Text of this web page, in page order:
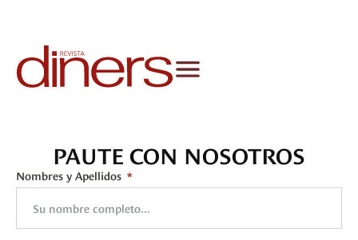
PAUTE CON NOSOTROS
Nombres y Apellidos